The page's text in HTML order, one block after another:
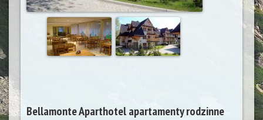
Bellamonte Aparthotel apartamenty rodzinne